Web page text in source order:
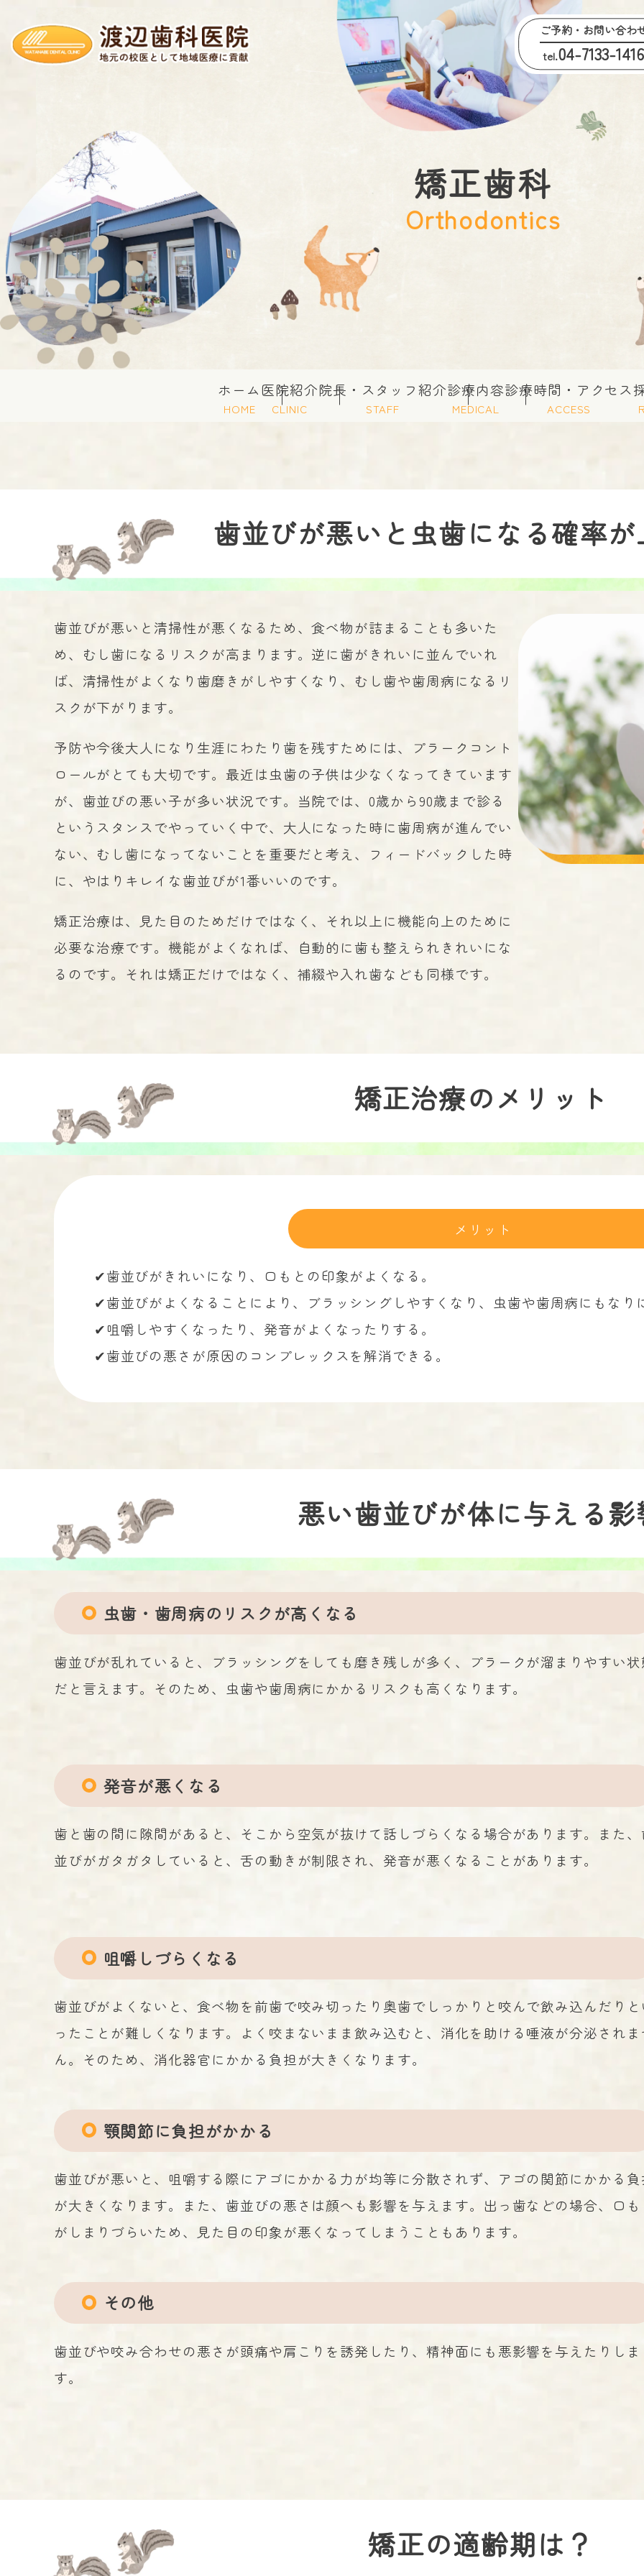
ご予約・お問い合わ
tel.04-7133-1416
矯正歯科
Orthodontics
ホーム
HOME
医院紹介
CLINIC
院長・スタッフ紹介
STAFF
診療内容
MEDICAL
診療時間・アクセス
ACCESS
歯並びが悪いと虫歯になる確率
歯並びが悪いと清掃性が悪くなるため、食べ物が詰まることも多いた
め、むし歯になるリスクが高まります。逆に歯がきれいに並んでいれ
ば、清掃性がよくなり歯磨きがしやすくなり、むし歯や歯周病になるリ
スクが下がります。
予防や今後大人になり生涯にわたり歯を残すためには、プラークコント
ロールがとても大切です。最近は虫歯の子供は少なくなってきています
が、歯並びの悪い子が多い状況です。当院では、0歳から90歳まで診る
というスタンスでやっていく中で、大人になった時に歯周病が進んでい
ない、むし歯になってないことを重要だと考え、フィードバックした時
に、やはりキレイな歯並びが1番いいのです。
矯正治療は、見た目のためだけではなく、それ以上に機能向上のために
必要な治療です。機能がよくなれば、自動的に歯も整えられきれいにな
るのです。それは矯正だけではなく、補綴や入れ歯なども同様です。
矯正治療のメリット
メリット
✔︎歯並びがきれいになり、口もとの印象がよくなる。
✔︎歯並びがよくなることにより、ブラッシングしやすくなり、虫歯や歯周病にもなり
✔︎咀嚼しやすくなったり、発音がよくなったりする。
✔︎歯並びの悪さが原因のコンプレックスを解消できる。
悪い歯並びが体に与える影
虫歯・歯周病のリスクが高くなる
歯並びが乱れていると、ブラッシングをしても磨き残しが多く、プラークが溜まりやすい
だと言えます。そのため、虫歯や歯周病にかかるリスクも高くなります。
発音が悪くなる
歯と歯の間に隙間があると、そこから空気が抜けて話しづらくなる場合があります。また
並びがガタガタしていると、舌の動きが制限され、発音が悪くなることがあります。
咀嚼しづらくなる
歯並びがよくないと、食べ物を前歯で咬み切ったり奥歯でしっかりと咬んで飲み込んだり
ったことが難しくなります。よく咬まないまま飲み込むと、消化を助ける唾液が分泌され
ん。そのため、消化器官にかかる負担が大きくなります。
顎関節に負担がかかる
歯並びが悪いと、咀嚼する際にアゴにかかる力が均等に分散されず、アゴの関節にかかる
が大きくなります。また、歯並びの悪さは顔へも影響を与えます。出っ歯などの場合、口
がしまりづらいため、見た目の印象が悪くなってしまうこともあります。
その他
歯並びや咬み合わせの悪さが頭痛や肩こりを誘発したり、精神面にも悪影響を与えたりしま
す。
矯正の適齢期は？